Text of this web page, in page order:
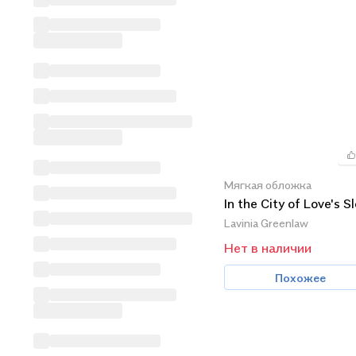
Мягкая обложка
In the City of Love's
Lavinia Greenlaw
Нет в наличии
Похожее